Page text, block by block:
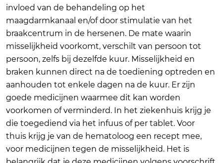
invloed van de behandeling op het
maagdarmkanaal en/of door stimulatie van het
braakcentrum in de hersenen. De mate waarin
misselijkheid voorkomt, verschilt van persoon tot
persoon, zelfs bij dezelfde kuur. Misselijkheid en
braken kunnen direct na de toediening optreden en
aanhouden tot enkele dagen na de kuur. Er zijn
goede medicijnen waarmee dit kan worden
voorkomen of verminderd. In het ziekenhuis krijg je
die toegediend via het infuus of per tablet. Voor
thuis krijg je van de hematoloog een recept mee,
voor medicijnen tegen de misselijkheid. Het is